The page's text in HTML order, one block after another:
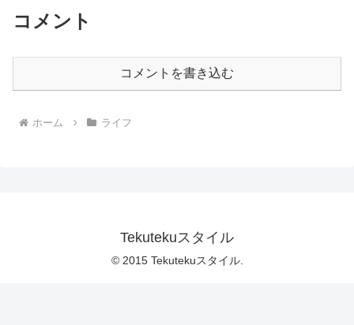
コメント
コメントを書き込む
ホーム ライフ
Tekutekuスタイル
© 2015 Tekutekuスタイル.